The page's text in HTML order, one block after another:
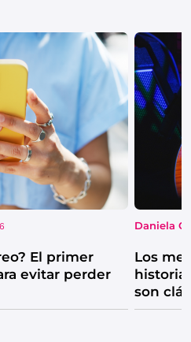
El primer
evitar perder
Daniela
Los
historia
son